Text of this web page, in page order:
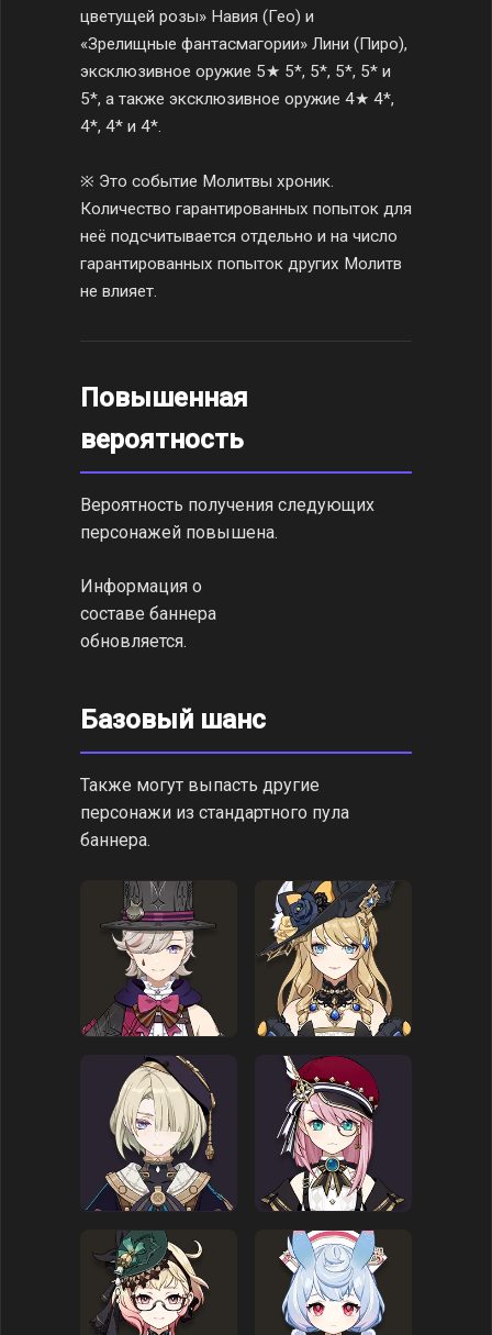
цветущей розы» Навия (Гео) и
«Зрелищные фантасмагории» Лини (Пиро),
эксклюзивное оружие 5★ 5*, 5*, 5*, 5* и
5*, а также эксклюзивное оружие 4★ 4*,
4*, 4* и 4*.
※ Это событие Молитвы хроник.
Количество гарантированных попыток для
неё подсчитывается отдельно и на число
гарантированных попыток других Молитв
не влияет.
Повышенная
вероятность
Вероятность получения следующих
персонажей повышена.
Информация о
составе баннера
обновляется.
Базовый шанс
Также могут выпасть другие
персонажи из стандартного пула
баннера.